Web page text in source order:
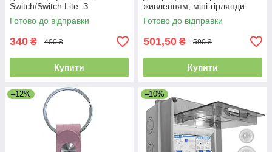
Switch/Switch Lite. З
регульованою вібрацією
Готово до відправки
340 ₴ 400 ₴
Купити
живленням, міні-гірлянди
довжиною 2 м, 20
світлодіодів, 12 шт.
Готово до відправки
501,50 ₴ 590 ₴
Купити
–12% –10%